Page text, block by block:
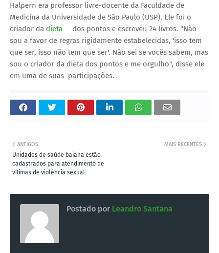
Halpern era professor livre-docente da Faculdade de
Medicina da Universidade de São Paulo (USP). Ele foi o
criador da dieta
dos pontos e escreveu 24 livros. "Não
sou a favor de regras rigidamente estabelecidas, 'isso tem
que ser, isso não tem que ser'. Não sei se vocês sabem, mas
sou o criador da dieta dos pontos e me orgulho", disse ele
em uma de suas participações.
MAIS RECENTES
ANTIGOS
Unidades de saúde baiana estão
cadastrados para atendimento de
vítimas de violência sexual
Postado por Leandro Santana